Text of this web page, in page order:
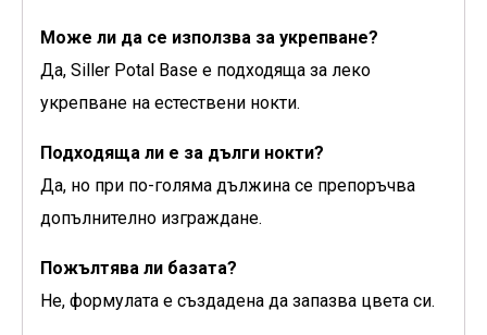
Може ли да се използва за укрепване?
Да, Siller Potal Base е подходяща за леко
укрепване на естествени нокти.
Подходяща ли е за дълги нокти?
Да, но при по-голяма дължина се препоръчва
допълнително изграждане.
Пожълтява ли базата?
Не, формулата е създадена да запазва цвета си.